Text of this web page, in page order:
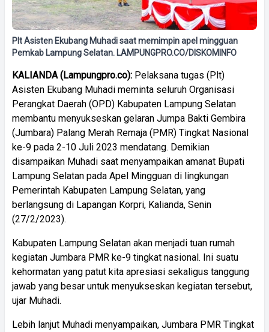
Plt Asisten Ekubang Muhadi saat memimpin apel mingguan
Pemkab Lampung Selatan. LAMPUNGPRO.CO/DISKOMINFO
KALIANDA (Lampungpro.co): Pelaksana tugas (Plt)
Asisten Ekubang Muhadi meminta seluruh Organisasi
Perangkat Daerah (OPD) Kabupaten Lampung Selatan
membantu menyukseskan gelaran Jumpa Bakti Gembira
(Jumbara) Palang Merah Remaja (PMR) Tingkat Nasional
ke-9 pada 2-10 Juli 2023 mendatang. Demikian
disampaikan Muhadi saat menyampaikan amanat Bupati
Lampung Selatan pada Apel Mingguan di lingkungan
Pemerintah Kabupaten Lampung Selatan, yang
berlangsung di Lapangan Korpri, Kalianda, Senin
(27/2/2023).
Kabupaten Lampung Selatan akan menjadi tuan rumah
kegiatan Jumbara PMR ke-9 tingkat nasional. Ini suatu
kehormatan yang patut kita apresiasi sekaligus tanggung
jawab yang besar untuk menyukseskan kegiatan tersebut,
ujar Muhadi.
Lebih lanjut Muhadi menyampaikan, Jumbara PMR Tingkat